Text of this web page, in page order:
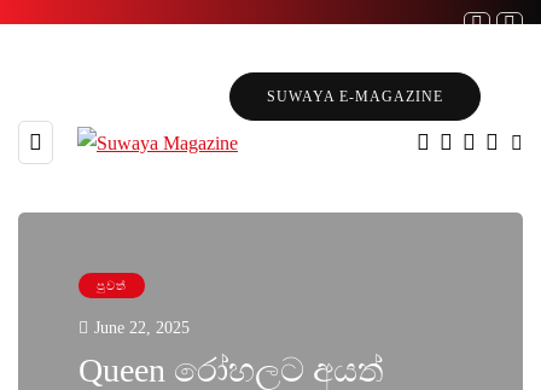
SUWAYA E-MAGAZINE
පුවත්
June 22, 2025
Queen රෝහලට අයත්